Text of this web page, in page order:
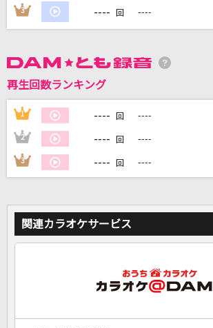
家族や友達と一緒に！練習にも！
3 ---- 回 ----
再生回数ランキング
1 ---- 回 ----
2 ---- 回 ----
3 ---- 回 ----
関連カラオケサービス